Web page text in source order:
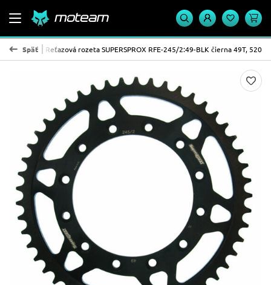
Späť
- oceľ Reťazová rozeta SUPERSPROX RFE-245/2:49-BLK čierna 49T, 520